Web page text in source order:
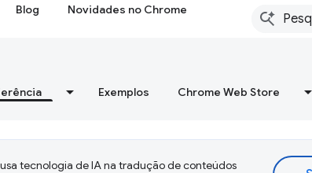
Blog Novidades no Chrome
Exemplos Chrome Web Store
tecnologia de IA na tradução de conteúdos